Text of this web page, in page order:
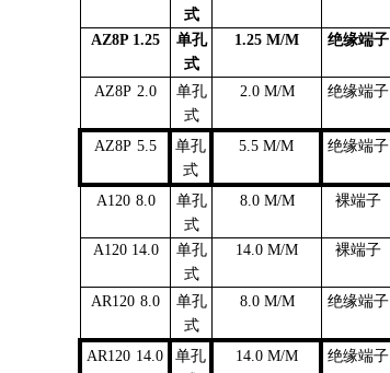
式
AZ8P 1.25
单孔
式
1.25 M/M 绝缘端子
AZ8P 2.0
单孔
式
2.0 M/M 绝缘端子
AZ8P 5.5
单孔
式
5.5 M/M 绝缘端子
A120 8.0
单孔
式
8.0 M/M
裸端子
A120 14.0
单孔
式
14.0 M/M 裸端子
AR120 8.0
单孔
式
8.0 M/M 绝缘端子
AR120 14.0
单孔
14.0 M/M 绝缘端子